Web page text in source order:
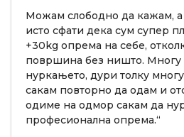
Можам слободно да кажам, а
исто сфати дека сум супер
+30kg опрема на себе,
површина без ништо. Многу
нуркањето, дури толку
сакам повторно да одам и
одиме на одмор сакам да
професионална опрема.“